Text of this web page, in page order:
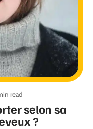
selon sa
?
read